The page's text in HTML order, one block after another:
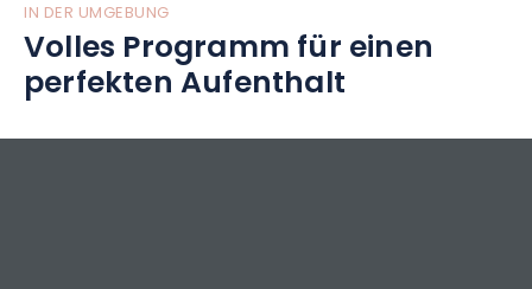
IN DER UMGEBUNG
Volles Programm für einen
perfekten Aufenthalt